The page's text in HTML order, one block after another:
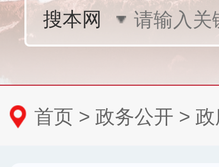
首页 > 政务公开 >